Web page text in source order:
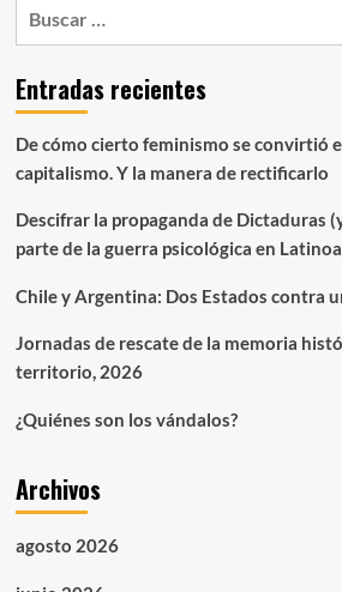
la
guerra
las
niñas
Entradas recientes
De cómo cierto feminismo se convirtió
capitalismo. Y la manera de rectificarlo
Descifrar la propaganda de Dictaduras
parte de la guerra psicológica en
Chile y Argentina: Dos Estados contra
Jornadas de rescate de la memoria
territorio, 2026
¿Quiénes son los vándalos?
Archivos
agosto 2026